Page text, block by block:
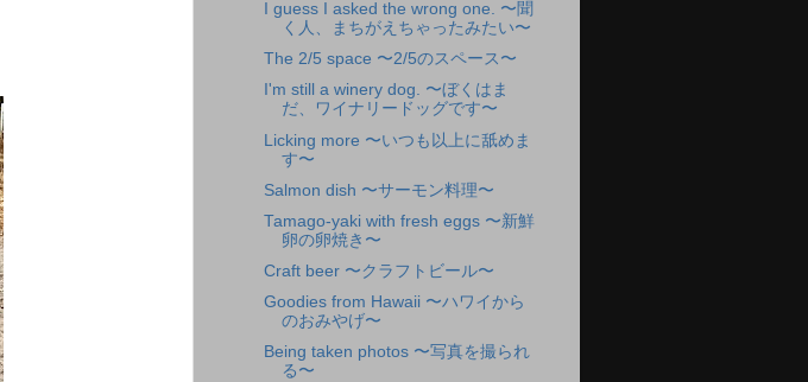
I guess I asked the wrong one. 〜聞
く人、まちがえちゃったみたい〜
The 2/5 space 〜2/5のスペース〜
I'm still a winery dog. 〜ぼくはま
だ、ワイナリードッグです〜
Licking more 〜いつも以上に舐めま
す〜
Salmon dish 〜サーモン料理〜
Tamago-yaki with fresh eggs 〜新鮮
卵の卵焼き〜
Craft beer 〜クラフトビール〜
Goodies from Hawaii 〜ハワイから
のおみやげ〜
Being taken photos 〜写真を撮られ
る〜